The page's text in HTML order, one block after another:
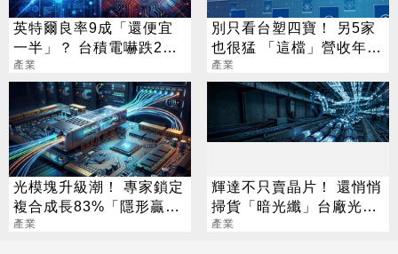
英特爾良率9成「還便宜
一半」？ 台積電嚇跌2%
專家揭數字背後真相
產業
別只看台塑四寶！ 另5家
也很猛 「這檔」營收年增
衝7倍
產業
光模塊升級潮！ 專家鎖定
複合成長83%「隱形贏
家」 毛利率有望飛天
產業
輝達不只賣晶片！ 還悄悄
掃貨「暗光纖」台廠光通
訊要飛了
產業